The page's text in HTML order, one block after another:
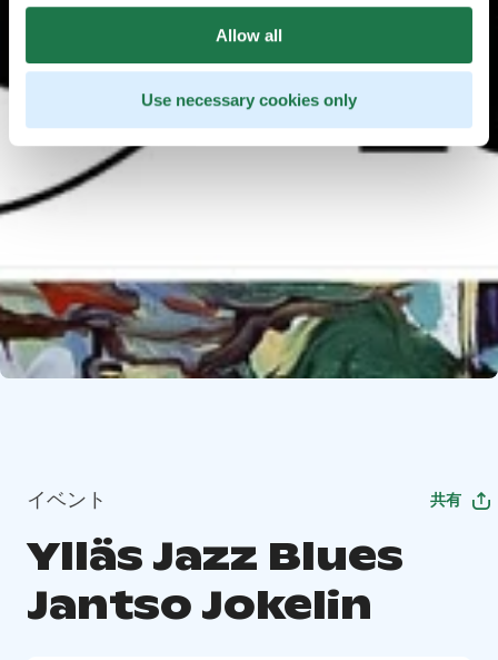
Allow all
Use necessary cookies only
イベント 共有
Ylläs Jazz Blues
Jantso Jokelin